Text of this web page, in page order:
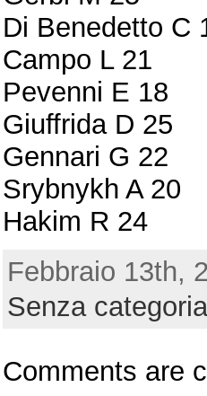
Di Benedetto C
Campo L 21
Pevenni E 18
Giuffrida D 25
Gennari G 22
Srybnykh A 20
Hakim R 24
Febbraio 13th,
Senza categoria
Comments are